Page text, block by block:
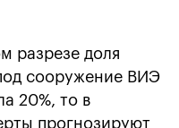
разрезе доля
сооружение ВИЭ
20%, то в
прогнозируют